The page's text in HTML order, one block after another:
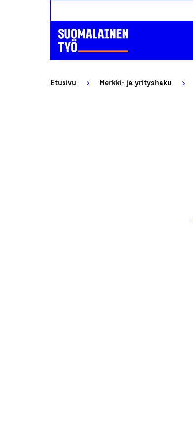
Etusivu Merkki- ja yrityshaku